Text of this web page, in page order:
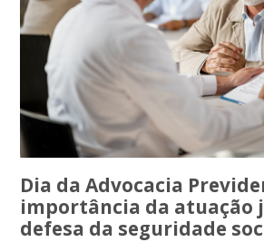
Dia da Advocacia
importância da atuação
defesa da seguridade